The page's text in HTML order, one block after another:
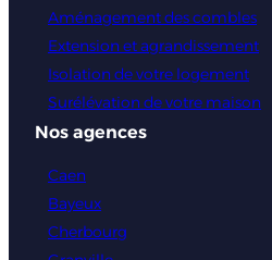
Aménagement des combles
Extension et agrandissement
Isolation de votre logement
Surélévation de votre maison
Nos agences
Caen
Bayeux
Cherbourg